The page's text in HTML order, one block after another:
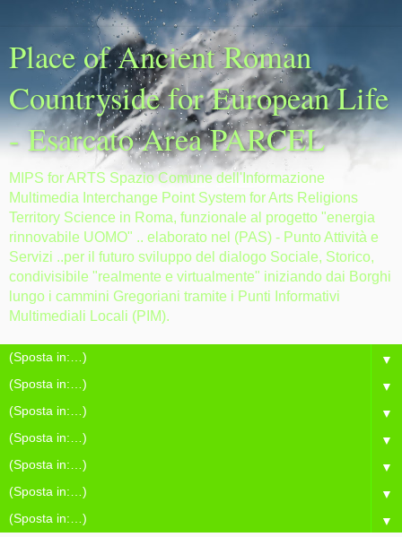
Place of Ancient Roman
Countryside for European Life
- Esarcato Area PARCEL
MIPS for ARTS Spazio Comune dell'Informazione
Multimedia Interchange Point System for Arts Religions
Territory Science in Roma, funzionale al progetto "energia
rinnovabile UOMO" .. elaborato nel (PAS) - Punto Attività e
Servizi ..per il futuro sviluppo del dialogo Sociale, Storico,
condivisibile "realmente e virtualmente" iniziando dai Borghi
lungo i cammini Gregoriani tramite i Punti Informativi
Multimediali Locali (PIM).
▼
▼
▼
▼
▼
▼
▼